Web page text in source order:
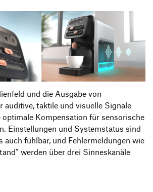
und die Ausgabe von
auditive, taktile und visuelle Signale
optimale Kompensation für sensorische
Einstellungen und Systemstatus sind
auch fühlbar, und Fehlermeldungen wie
werden über drei Sinneskanäle